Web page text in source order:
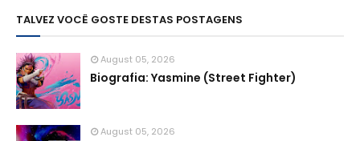
TALVEZ VOCÊ GOSTE DESTAS POSTAGENS
August 05, 2026
Biografia: Yasmine (Street Fighter)
August 05, 2026